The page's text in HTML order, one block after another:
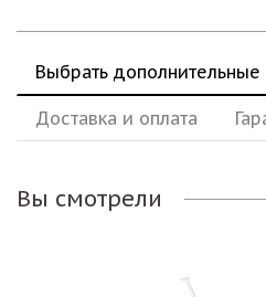
Выбрать
Доставка и оплата
Вы смотрели